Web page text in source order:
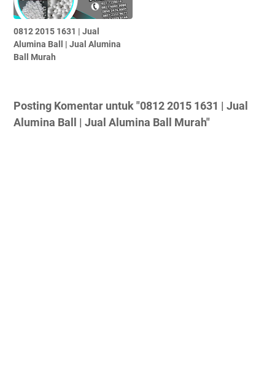
0812 2015 1631 | Jual
Alumina Ball | Jual Alumina
Ball Murah
Posting Komentar untuk "0812 2015 1631 | Jual
Alumina Ball | Jual Alumina Ball Murah"